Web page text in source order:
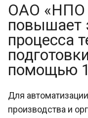
ОАО «НПО
повышает
процесса
помощью
Для
производства и